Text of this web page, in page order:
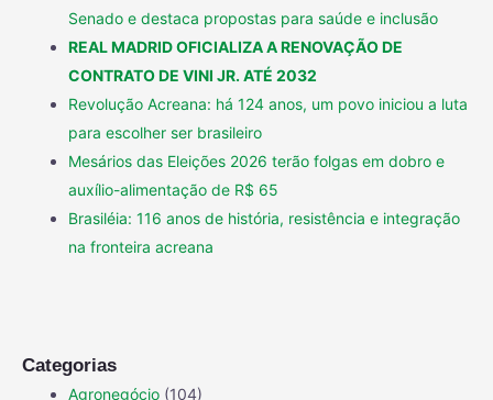
Senado e destaca propostas para saúde e inclusão
REAL MADRID OFICIALIZA A RENOVAÇÃO DE
CONTRATO DE VINI JR. ATÉ 2032
Revolução Acreana: há 124 anos, um povo iniciou a luta
para escolher ser brasileiro
Mesários das Eleições 2026 terão folgas em dobro e
auxílio-alimentação de R$ 65
Brasiléia: 116 anos de história, resistência e integração
na fronteira acreana
Categorias
Agronegócio (104)